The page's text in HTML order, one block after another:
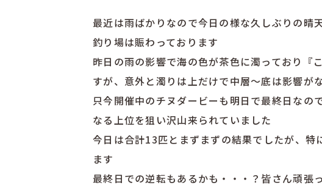
最近は雨ばかりなので今日の様な久しぶりの晴
釣り場は賑わっております
昨日の雨の影響で海の色が茶色に濁っており『
すが、意外と濁りは上だけで中層～底は影響が
只今開催中のチヌダービーも明日で最終日なの
なる上位を狙い沢山来られていました
今日は合計13匹とまずまずの結果でしたが、
ます
最終日での逆転もあるかも・・・？皆さん頑張っ